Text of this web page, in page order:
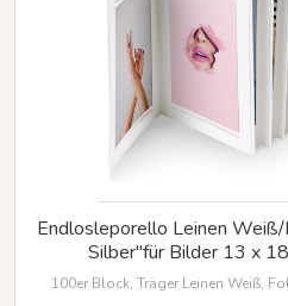
Endlosleporello Leinen
100er Block, Träger Leinen Weiß,